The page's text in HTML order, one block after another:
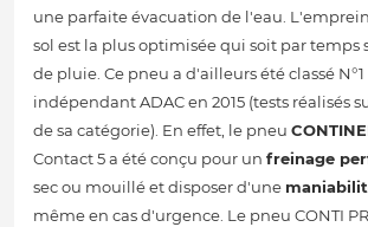
une parfaite évacuation de l'eau.
sol est la plus optimisée qui soit par temps
de pluie. Ce pneu a d'ailleurs été classé
indépendant ADAC en 2015 (tests réalisés
de sa catégorie). En effet, le pneu
Contact 5 a été conçu pour un freinage
sec ou mouillé et disposer d'une
même en cas d'urgence. Le pneu CONTI